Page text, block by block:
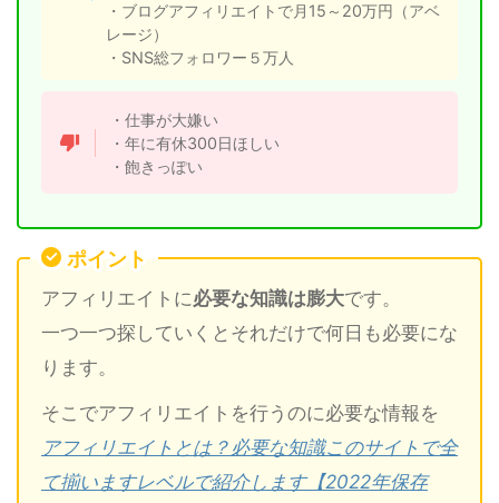
・ブログアフィリエイトで月15～20万円（アベ
レージ）
・SNS総フォロワー５万人
・仕事が大嫌い
・年に有休300日ほしい
・飽きっぽい
ポイント
アフィリエイトに必要な知識は膨大です。
一つ一つ探していくとそれだけで何日も必要にな
ります。
そこでアフィリエイトを行うのに必要な情報を
アフィリエイトとは？必要な知識このサイトで全
て揃いますレベルで紹介します【2022年保存